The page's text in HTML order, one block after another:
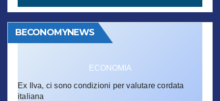
BECONOMYNEWS
ECONOMIA
Ex Ilva, ci sono condizioni per valutare cordata
italiana